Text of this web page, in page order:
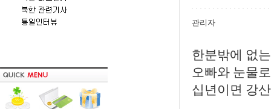
관리자
한분밖에 없
오빠와 눈물
십년이면 강